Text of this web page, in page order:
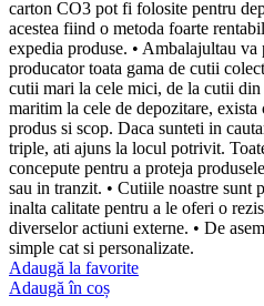
carton CO3 pot fi folosite pentru
acestea fiind o metoda foarte
expedia produse. • Ambalajultau va
producator toata gama de cutii
cutii mari la cele mici, de la cutii
maritim la cele de depozitare,
produs si scop. Daca sunteti in
triple, ati ajuns la locul potrivit.
concepute pentru a proteja
sau in tranzit. • Cutiile noastre sunt
inalta calitate pentru a le oferi o
diverselor actiuni externe. • De
simple cat si personalizate.
Adaugă la favorite
Adaugă în coș